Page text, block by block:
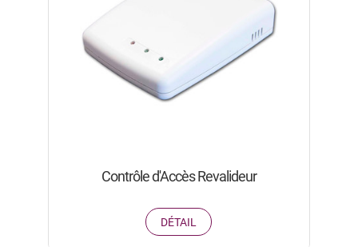
Contrôle d'Accès Revalideur
DÉTAIL